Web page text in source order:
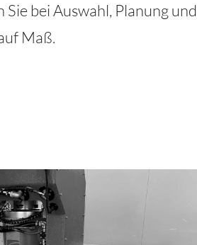
bei Auswahl, Planung und
Maß.